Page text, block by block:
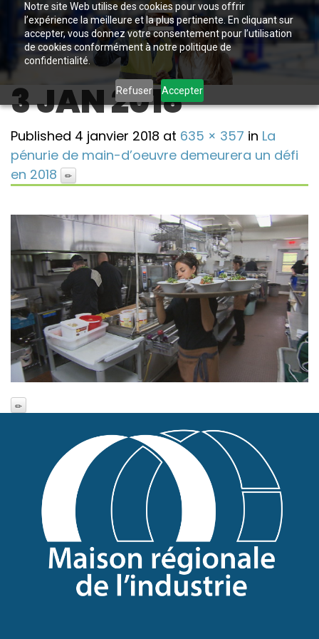
Notre site Web utilise des cookies pour vous offrir
l’expérience la meilleure et la plus pertinente. En cliquant sur
accepter, vous donnez votre consentement pour l’utilisation
de cookies conformément à notre politique de
confidentialité.
Refuser Accepter
3 JAN 2018
Published 4 janvier 2018 at 635 × 357 in La
pénurie de main-d’oeuvre demeurera un défi
en 2018